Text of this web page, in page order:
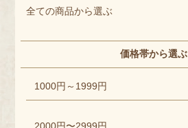
全ての商品から選ぶ
価格帯から選ぶ
1000円～1999円